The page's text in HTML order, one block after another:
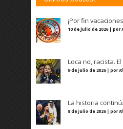
¡Por fin
10 de julio de 2026 | por
Loca no, racista.
9 de julio de 2026 | por
La historia
8 de julio de 2026 | por